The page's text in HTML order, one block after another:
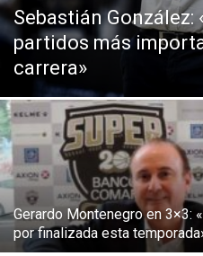
Sebastián González:
partidos más
carrera»
Gerardo Montenegro en 3×3:
por finalizada esta